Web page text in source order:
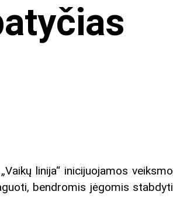
linija“ inicijuojamos veiksmo
bendromis jėgomis stabdyti